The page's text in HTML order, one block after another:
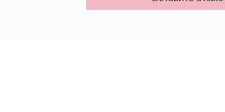
Масло листьев полевой мяты- оказывает